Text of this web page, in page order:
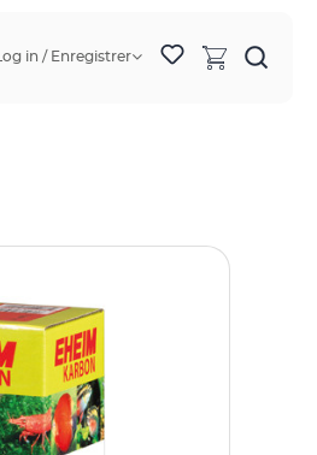
Log in / Enregistrer